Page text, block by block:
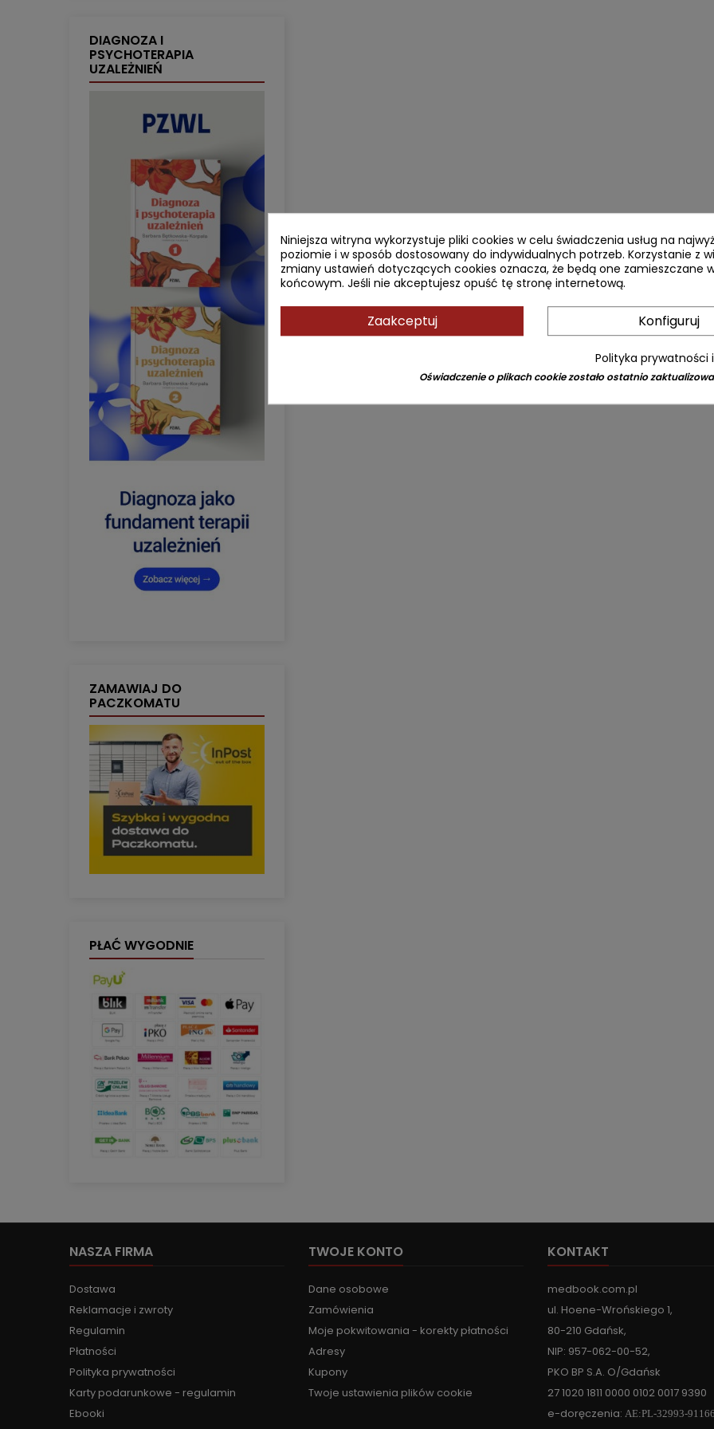
DIAGNOZA I
PSYCHOTERAPIA
UZALEŻNIEŃ
ZAMAWIAJ DO
PACZKOMATU
PŁAĆ WYGODNIE
NASZA FIRMA
Dostawa
Reklamacje i zwroty
Regulamin
Płatności
Polityka prywatności
Karty podarunkowe - regulamin
Ebooki
TWOJE KONTO
Dane osobowe
Zamówienia
Moje pokwitowania - korekty płatności
Adresy
Kupony
Twoje ustawienia plików cookie
KONTAKT
medbook.com.pl
ul. Hoene-Wrońskiego 1,
80-210 Gdańsk,
NIP: 957-062-00-52,
PKO BP S.A. O/Gdańsk
27 1020 1811 0000 0102 0017 9390
e-doręczenia: AE:PL-32993-
Niniejsza witryna wykorzystuje pliki cookies w celu świadczenia usług na
poziomie i w sposób dostosowany do indywidualnych potrzeb. Korzystanie z
zmiany ustawień dotyczących cookies oznacza, że będą one zamieszczane
końcowym. Jeśli nie akceptujesz opuść tę stronę internetową.
Zaakceptuj Konfiguruj
Polityka prywatności
Oświadczenie o plikach cookie zostało ostatnio